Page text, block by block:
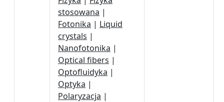
stosowana |
Fotonika | Liquid
crystals |
Nanofotonika |
Optical fibers |
Optofluidyka |
Optyka |
Polaryzacja |